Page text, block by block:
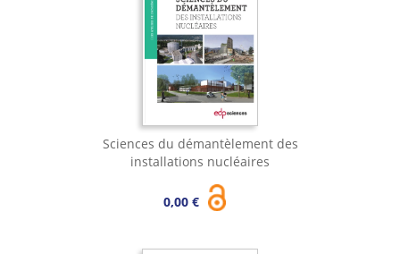
Sciences du démantèlement des
installations nucléaires
0,00 €